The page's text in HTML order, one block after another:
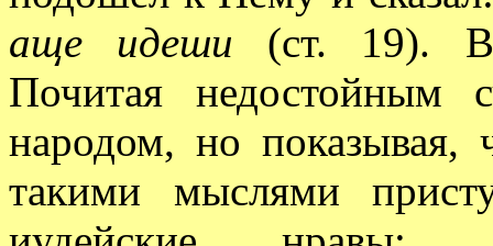
аще идеши (ст. 19).
Почитая недостойным
народом, но
такими мыслями